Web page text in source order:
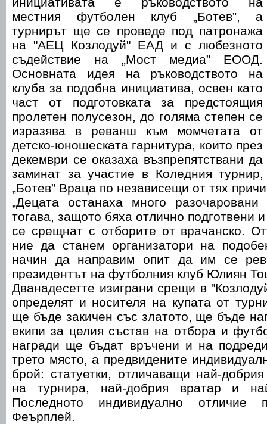
местния футболен клуб „Ботев”, а
турнирът ще се проведе под патронажа
на "АЕЦ Козлодуй" ЕАД и с любезното
съдействие на „Мост медиа” ЕООД.
Основната идея на ръководството на
клуба за подобна инициатива, освен като
част от подготовката за предстоящия
пролетен полусезон, до голяма степен се
изразява в реванш към момчетата от
детско-юношеската гарнитура, които през
декември се оказаха възпрепятствани да
заминат за участие в Коледния
„Ботев” Враца по независещи от тях
„Децата останаха много разочаровани
тогава, защото бяха отлично подготвени
се срещнат с отборите от врачанско.
ние да станем организатори на
начин да направим опит да им се
президентът на футболния клуб Юлиян
Дванадесетте изиграни срещи в
определят и носителя на купата от
ще бъде закичен със златото, ще бъде
екипи за целия състав на отбора и
награди ще бъдат връчени и на
трето място, а предвидените
брой: статуетки, отличаващи най-
на турнира, най-добрия вратар и
Последното индивидуално отличие
Феърплей.